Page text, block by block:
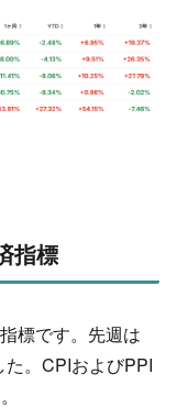
指標
標です。先週は
。CPIおよびPPI